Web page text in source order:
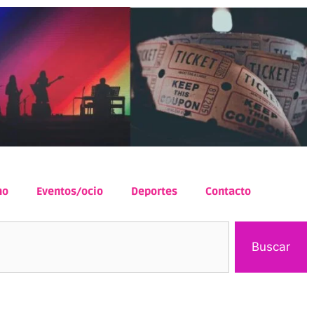
Eventos/ocio Deportes Contacto
Buscar